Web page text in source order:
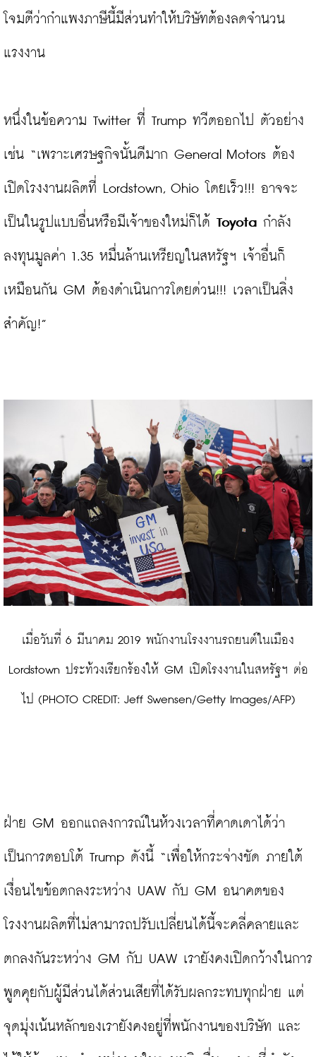
โจมตีว่ากำแพงภาษีนี้มีส่วนทำให้บริษัทต้องลดจำนวน
แรงงาน
หนึ่งในข้อความ Twitter ที่ Trump ทวีตออกไป ตัวอย่าง
เช่น “เพราะเศรษฐกิจนั้นดีมาก General Motors ต้อง
เปิดโรงงานผลิตที่ Lordstown, Ohio โดยเร็ว!!! อาจจะ
เป็นในรูปแบบอื่นหรือมีเจ้าของใหม่ก็ได้ Toyota กำลัง
ลงทุนมูลค่า 1.35 หมื่นล้านเหรียญในสหรัฐฯ เจ้าอื่นก็
เหมือนกัน GM ต้องดำเนินการโดยด่วน!!! เวลาเป็นสิ่ง
สำคัญ!”
Lordstown ประท้วงเรียกร้องให้ GM เปิดโรงงานในสหรัฐฯ ต่อ
ไป (PHOTO CREDIT: Jeff Swensen/Getty Images/AFP)
ฝ่าย GM ออกแถลงการณ์ในห้วงเวลาที่คาดเดาได้ว่า
เป็นการตอบโต้ Trump ดังนี้ “เพื่อให้กระจ่างชัด ภายใต้
เงื่อนไขข้อตกลงระหว่าง UAW กับ GM อนาคตของ
โรงงานผลิตที่ไม่สามารถปรับเปลี่ยนได้นี้จะคลี่คลายและ
ตกลงกันระหว่าง GM กับ UAW เรายังคงเปิดกว้างในการ
พูดคุยกับผู้มีส่วนได้ส่วนเสียที่ได้รับผลกระทบทุกฝ่าย แต่
จุดมุ่งเน้นหลักของเรายังคงอยู่ที่พนักงานของบริษัท และ